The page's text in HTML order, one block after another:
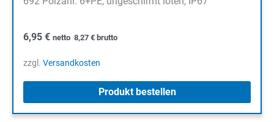
6,95 € netto 8,27 € brutto
zzgl. Versandkosten
Produkt bestellen